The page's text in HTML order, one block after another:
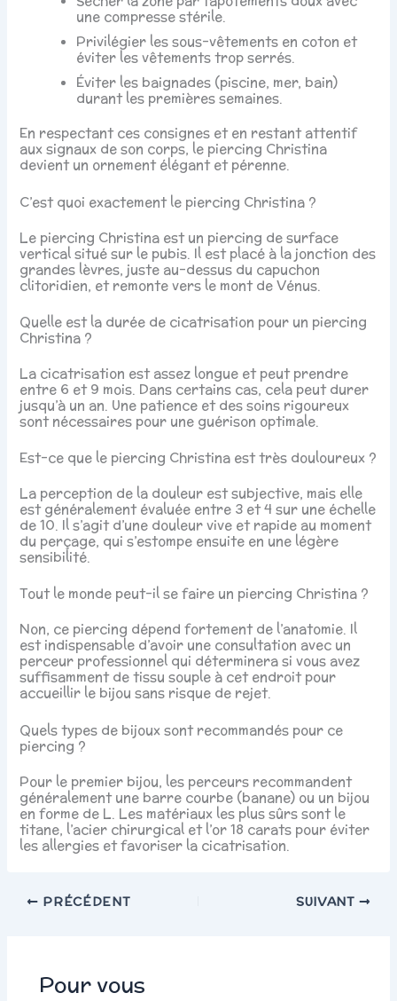
une compresse stérile.
Privilégier les sous-vêtements en coton et
éviter les vêtements trop serrés.
Éviter les baignades (piscine, mer, bain)
durant les premières semaines.
En respectant ces consignes et en restant attentif
aux signaux de son corps, le piercing Christina
devient un ornement élégant et pérenne.
C’est quoi exactement le piercing Christina ?
Le piercing Christina est un piercing de surface
vertical situé sur le pubis. Il est placé à la jonction des
grandes lèvres, juste au-dessus du capuchon
clitoridien, et remonte vers le mont de Vénus.
Quelle est la durée de cicatrisation pour un piercing
Christina ?
La cicatrisation est assez longue et peut prendre
entre 6 et 9 mois. Dans certains cas, cela peut durer
jusqu’à un an. Une patience et des soins rigoureux
sont nécessaires pour une guérison optimale.
Est-ce que le piercing Christina est très douloureux ?
La perception de la douleur est subjective, mais elle
est généralement évaluée entre 3 et 4 sur une échelle
de 10. Il s’agit d’une douleur vive et rapide au moment
du perçage, qui s’estompe ensuite en une légère
sensibilité.
Tout le monde peut-il se faire un piercing Christina ?
Non, ce piercing dépend fortement de l’anatomie. Il
est indispensable d’avoir une consultation avec un
perceur professionnel qui déterminera si vous avez
suffisamment de tissu souple à cet endroit pour
accueillir le bijou sans risque de rejet.
Quels types de bijoux sont recommandés pour ce
piercing ?
Pour le premier bijou, les perceurs recommandent
généralement une barre courbe (banane) ou un bijou
en forme de L. Les matériaux les plus sûrs sont le
titane, l’acier chirurgical et l’or 18 carats pour éviter
les allergies et favoriser la cicatrisation.
PRÉCÉDENT SUIVANT
Pour vous